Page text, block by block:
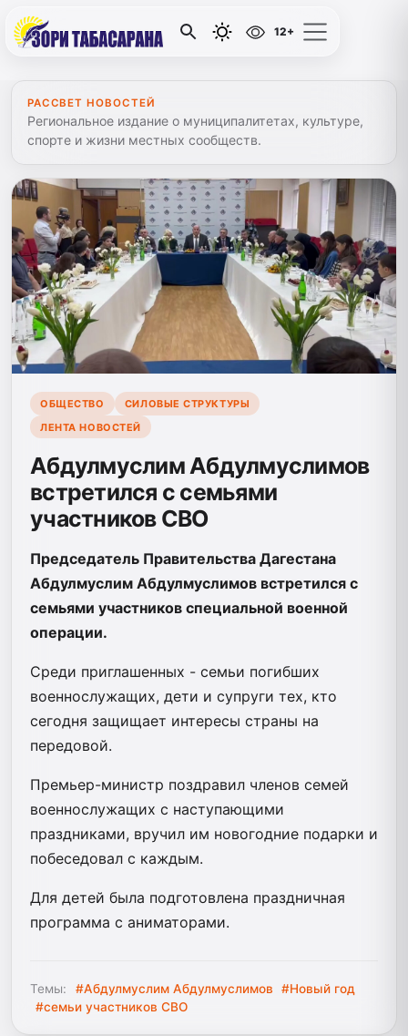
12+
РАССВЕТ НОВОСТЕЙ
Региональное издание о муниципалитетах, культуре,
спорте и жизни местных сообществ.
ОБЩЕСТВО
СИЛОВЫЕ СТРУКТУРЫ
ЛЕНТА НОВОСТЕЙ
Абдулмуслим Абдулмуслимов
встретился с семьями
участников СВО
Председатель Правительства Дагестана
Абдулмуслим Абдулмуслимов встретился с
семьями участников специальной военной
операции.
Среди приглашенных - семьи погибших
военнослужащих, дети и супруги тех, кто
сегодня защищает интересы страны на
передовой.
Премьер-министр поздравил членов семей
военнослужащих с наступающими
праздниками, вручил им новогодние подарки и
побеседовал с каждым.
Для детей была подготовлена праздничная
программа с аниматорами.
Темы: #Абдулмуслим Абдулмуслимов
#Новый год
#семьи участников СВО